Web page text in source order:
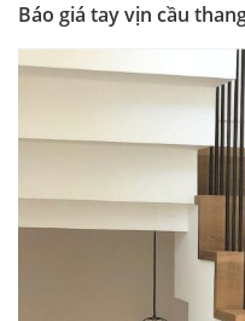
Báo giá tay vịn cầu